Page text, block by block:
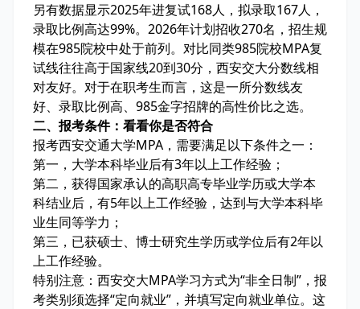
另有数据显示2025年进复试168人，拟录取167人，
录取比例高达99%。2026年计划招收270名，招生规
模在985院校中处于前列。对比同类985院校MPA复
试线往往高于国家线20到30分，西安交大分数线相
对友好。对于在职考生而言，这是一所分数线友
好、录取比例高、985金字招牌的高性价比之选。
二、报考条件：看看你是否符合
报考西安交通大学MPA，需要满足以下条件之一：
第一，大学本科毕业后有3年以上工作经验；
第二，获得国家承认的高职高专毕业学历或大学本
科结业后，有5年以上工作经验，达到与大学本科毕
业生同等学力；
第三，已获硕士、博士研究生学历或学位后有2年以
上工作经验。
特别注意：西安交大MPA学习方式为“非全日制”，报
考类别须选择“定向就业”，并填写定向就业单位。这